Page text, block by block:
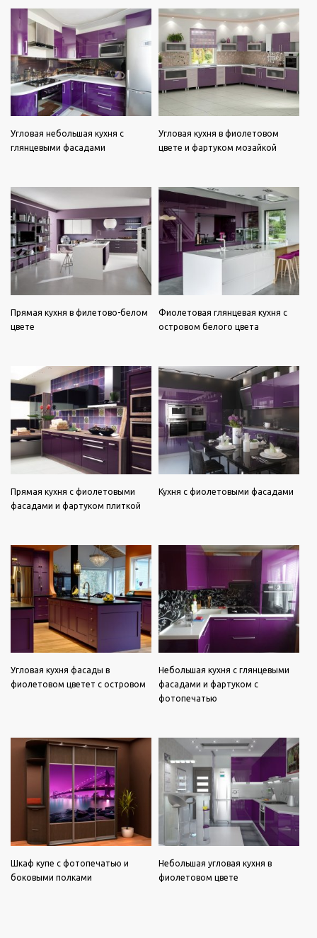
Угловая небольшая кухня с
глянцевыми фасадами
Угловая кухня в фиолетовом
цвете и фартуком мозайкой
Прямая кухня в филетово-белом
цвете
Фиолетовая глянцевая кухня с
островом белого цвета
Прямая кухня с фиолетовыми
фасадами и фартуком плиткой
Кухня с фиолетовыми фасадами
Угловая кухня фасады в
фиолетовом цветет с островом
Небольшая кухня с глянцевыми
фасадами и фартуком с
фотопечатью
Шкаф купе с фотопечатью и
боковыми полками
Небольшая угловая кухня в
фиолетовом цвете